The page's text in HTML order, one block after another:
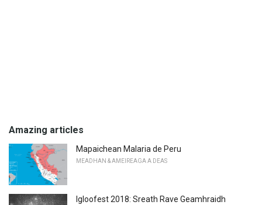
Amazing articles
Mapaichean Malaria de Peru
MEADHAN & AMEIREAGA A DEAS
Igloofest 2018: Sreath Rave Geamhraidh